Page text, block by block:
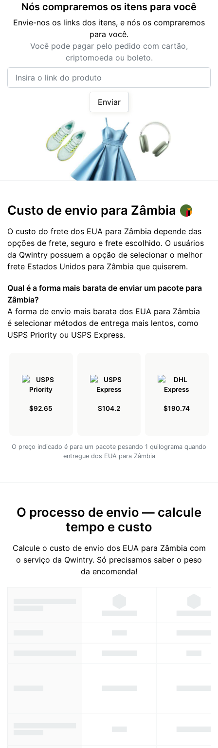
Nós compraremos os itens para você
Envie-nos os links dos itens, e nós os compraremos
para você.
Você pode pagar pelo pedido com cartão,
criptomoeda ou boleto.
Enviar
Custo de envio para Zâmbia
O custo do frete dos EUA para Zâmbia depende das
opções de frete, seguro e frete escolhido. O usuários
da Qwintry possuem a opção de selecionar o melhor
frete Estados Unidos para Zâmbia que quiserem.
Qual é a forma mais barata de enviar um pacote para
Zâmbia?
A forma de envio mais barata dos EUA para Zâmbia
é selecionar métodos de entrega mais lentos, como
USPS Priority ou USPS Express.
$92.65 $104.2 $190.74
O preço indicado é para um pacote pesando 1 quilograma quando
entregue dos EUA para Zâmbia
O processo de envio — calcule
tempo e custo
Calcule o custo de envio dos EUA para Zâmbia com
o serviço da Qwintry. Só precisamos saber o peso
da encomenda!